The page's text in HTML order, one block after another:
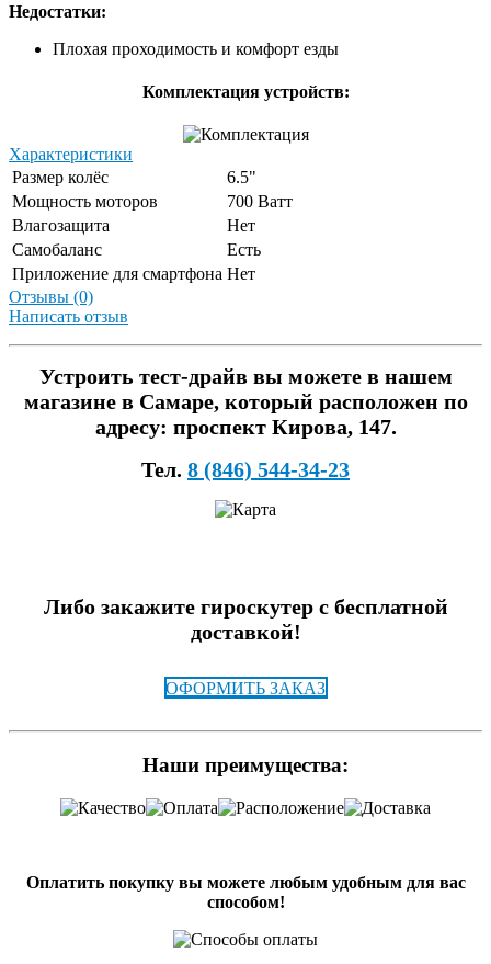
Недостатки:
Плохая проходимость и комфорт езды
Комплектация устройств:
Характеристики
Размер колёс
6.5"
Мощность моторов
700 Ватт
Влагозащита
Нет
Самобаланс
Есть
Приложение для смартфона Нет
Отзывы (0)
Написать отзыв
Устроить тест-драйв вы можете в нашем
магазине в Самаре, который расположен по
адресу: проспект Кирова, 147.
Тел. 8 (846) 544-34-23
Либо закажите гироскутер с бесплатной
доставкой!
ОФОРМИТЬ ЗАКАЗ
Наши преимущества:
Оплатить покупку вы можете любым удобным для вас
способом!